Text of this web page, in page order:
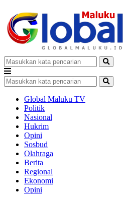
Global Maluku TV
Politik
Nasional
Hukrim
Opini
Sosbud
Olahraga
Berita
Regional
Ekonomi
Opini